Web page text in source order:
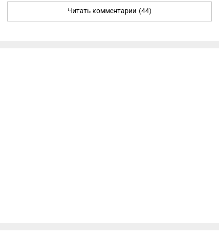
Читать комментарии (44)